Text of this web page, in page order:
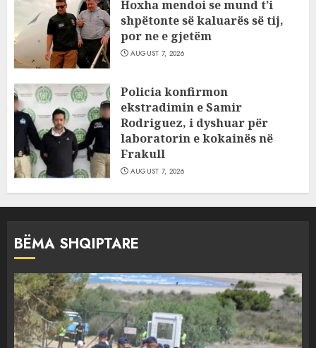
Hoxha mendoi se mund t’i
shpëtonte së kaluarës së tij,
por ne e gjetëm
AUGUST 7, 2026
Policia konfirmon
ekstradimin e Samir
Rodriguez, i dyshuar për
laboratorin e kokainës në
Frakull
AUGUST 7, 2026
BËMA SHQIPTARE